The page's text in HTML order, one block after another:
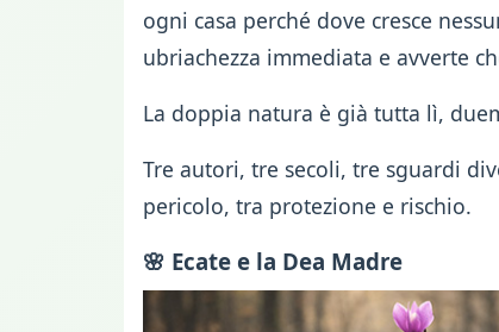
ogni casa perché dove cresce
ubriachezza immediata e avverte
La doppia natura è già tutta lì,
Tre autori, tre secoli, tre sguardi
pericolo, tra protezione e rischio.
🌸 Ecate e la Dea Madre